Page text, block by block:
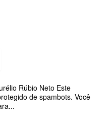
Rúbio Neto Este
de spambots. Você